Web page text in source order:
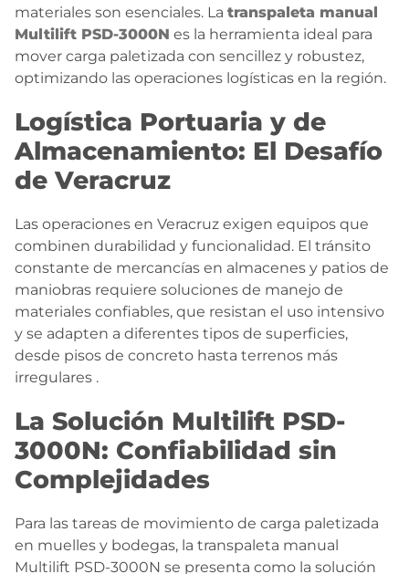
materiales son esenciales. La transpaleta manual
Multilift PSD-3000N es la herramienta ideal para
mover carga paletizada con sencillez y robustez,
optimizando las operaciones logísticas en la región.
Logística Portuaria y de
Almacenamiento: El Desafío
de Veracruz
Las operaciones en Veracruz exigen equipos que
combinen durabilidad y funcionalidad. El tránsito
constante de mercancías en almacenes y patios de
maniobras requiere soluciones de manejo de
materiales confiables, que resistan el uso intensivo
y se adapten a diferentes tipos de superficies,
desde pisos de concreto hasta terrenos más
irregulares .
La Solución Multilift PSD-
3000N: Confiabilidad sin
Complejidades
Para las tareas de movimiento de carga paletizada
en muelles y bodegas, la transpaleta manual
Multilift PSD-3000N se presenta como la solución